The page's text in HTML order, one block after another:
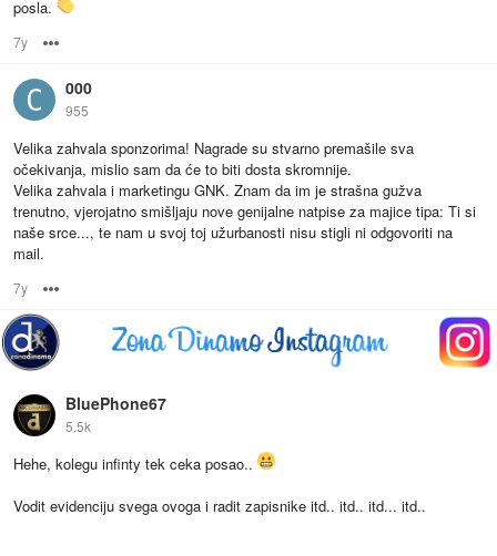
posla.
7y
000
955
Velika zahvala sponzorima! Nagrade su stvarno premašile sva
očekivanja, mislio sam da će to biti dosta skromnije.
Velika zahvala i marketingu GNK. Znam da im je strašna gužva
trenutno, vjerojatno smišljaju nove genijalne natpise za majice tipa: Ti si
naše srce..., te nam u svoj toj užurbanosti nisu stigli ni odgovoriti na
mail.
7y
BluePhone67
5.5k
Hehe, kolegu infinty tek ceka posao..
Vodit evidenciju svega ovoga i radit zapisnike itd.. itd.. itd... itd..